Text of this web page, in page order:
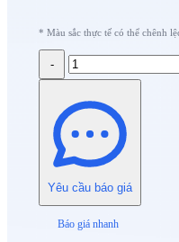
* Màu sắc thực tế có thể chênh
-
Yêu cầu báo giá
Báo giá nhanh